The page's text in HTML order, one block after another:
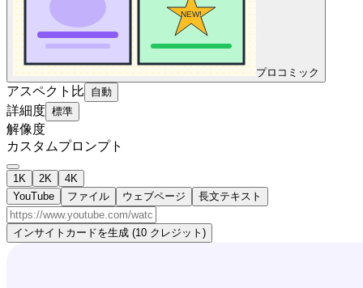
プロ コミック
アスペクト比 自動
詳細度 標準
解像度
カスタムプロンプト
1K 2K
4K
YouTube
ファイル ウェブページ 長文テキスト
インサイトカードを生成 (10 クレジット)